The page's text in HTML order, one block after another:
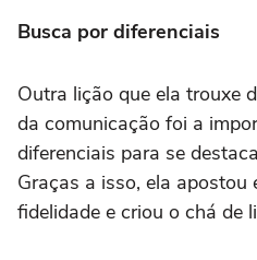
Busca por diferenciais
Outra lição que ela trouxe
da comunicação foi a
diferenciais para se
Graças a isso, ela apostou
fidelidade e criou o chá de